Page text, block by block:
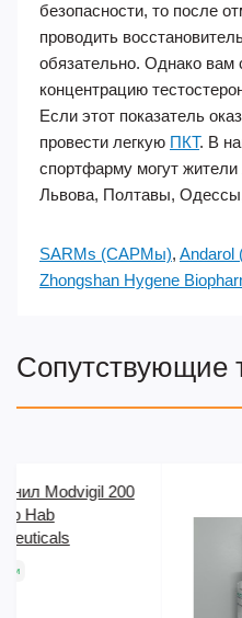
безопасности, то после
проводить
обязательно. Однако вам
концентрацию
Если этот показатель
провести легкую ПКТ. В
спортфарму могут
Львова, Полтавы,
SARMs (САРМы), Andarol
Zhongshan Hygene
Сопутствующие